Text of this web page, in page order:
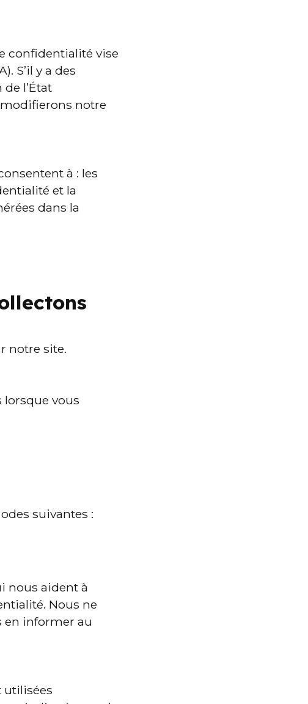
confidentialité vise
S’il y a des
l’État
modifierons notre
à : les
et la
dans la
notre site.
lorsque vous
suivantes :
nous aident à
Nous ne
en informer au
utilisées